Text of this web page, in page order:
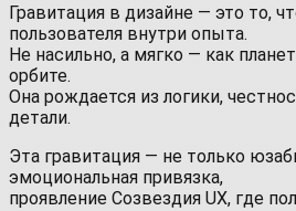
Гравитация в дизайне — это то,
пользователя внутри опыта.
Не насильно, а мягко — как
орбите.
Она рождается из логики,
детали.
Эта гравитация — не только
эмоциональная привязка,
проявление Созвездия UX, где